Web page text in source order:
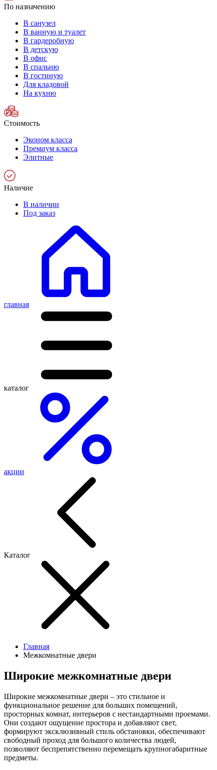
По назначению
В санузел
В ванную и туалет
В гардеробную
В детскую
В офис
В спальню
В гостиную
Для кладовой
На кухню
Стоимость
Эконом класса
Премиум класса
Элитные
Наличие
В наличии
Под заказ
главная
каталог
акции
Каталог
Главная
Межкомнатные двери
Широкие межкомнатные двери
Широкие межкомнатные двери – это стильное и
функциональное решение для больших помещений,
просторных комнат, интерьеров с нестандартными проемами.
Они создают ощущение простора и добавляют свет,
формируют эксклюзивный стиль обстановки, обеспечивают
свободный проход для большого количества людей,
позволяют беспрепятственно перемещать крупногабаритные
предметы.